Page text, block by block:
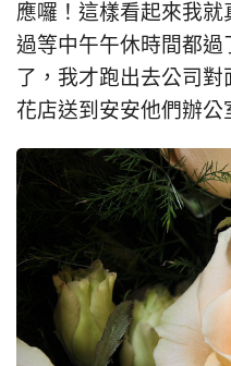
應囉！這樣看起來我
過等中午午休時間都
了，我才跑出去公司
花店送到安安他們辦公